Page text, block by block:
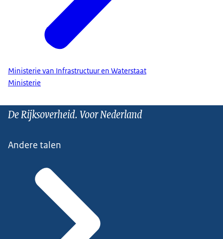
Ministerie van Infrastructuur en Waterstaat
Ministerie
De Rijksoverheid. Voor Nederland
Andere talen